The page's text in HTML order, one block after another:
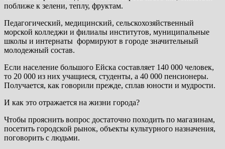
поближе к зелени, теплу, фруктам.
Педагогический, медицинский, сельскохозяйственный
морской колледжи и филиалы институтов, муниципальные
школы и интернаты формируют в городе значительный
молодежный состав.
Если население большого Ейска составляет 140 000 человек,
то 20 000 из них учащиеся, студенты, а 40 000 пенсионеры.
Получается, как говорили прежде, сплав юности и мудрости.
И как это отражается на жизни города?
Чтобы прояснить вопрос достаточно походить по магазинам,
посетить городской рынок, объекты культурного назначения,
поговорить с людьми.